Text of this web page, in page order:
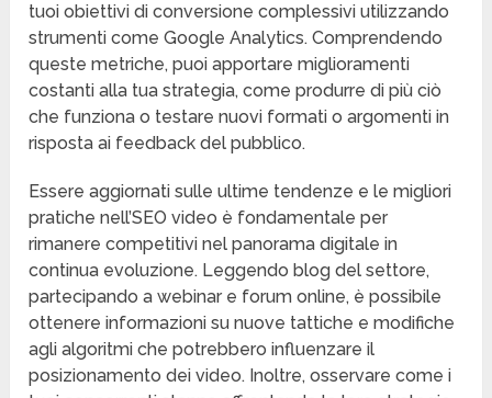
tuoi obiettivi di conversione complessivi utilizzando
strumenti come Google Analytics. Comprendendo
queste metriche, puoi apportare miglioramenti
costanti alla tua strategia, come produrre di più ciò
che funziona o testare nuovi formati o argomenti in
risposta ai feedback del pubblico.
Essere aggiornati sulle ultime tendenze e le migliori
pratiche nell’SEO video è fondamentale per
rimanere competitivi nel panorama digitale in
continua evoluzione. Leggendo blog del settore,
partecipando a webinar e forum online, è possibile
ottenere informazioni su nuove tattiche e modifiche
agli algoritmi che potrebbero influenzare il
posizionamento dei video. Inoltre, osservare come i